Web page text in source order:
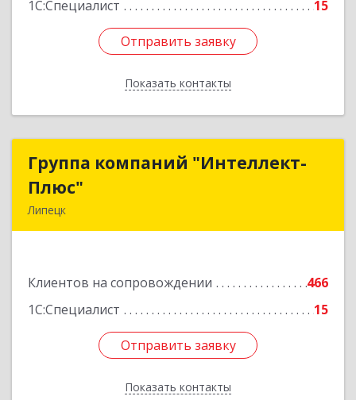
1С:Специалист
15
Отправить заявку
Показать контакты
Отправить заявку
Назад
Группа компаний "Интеллект-
Плюс"
Липецк
Клиентов на сопровождении
466
1С:Специалист
15
Отправить заявку
Показать контакты
Группа компаний "Интеллект-
Подробнее
Отправить заявку
Назад